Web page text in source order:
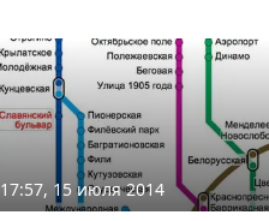
17:57, 15 июля 2014